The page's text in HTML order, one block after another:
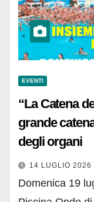
EVENTI
“La Catena
grande
degli organi
14 LUGLIO 2026
Domenica 19